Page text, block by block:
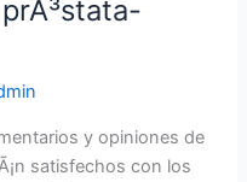
y opiniones de
satisfechos con los